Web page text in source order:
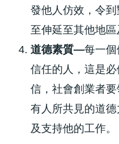
發他人仿效，令
至伸延至其他地區
道德素質—每一
信任的人，這是
信，社會創業者
有人所共見的道
及支持他的工作。